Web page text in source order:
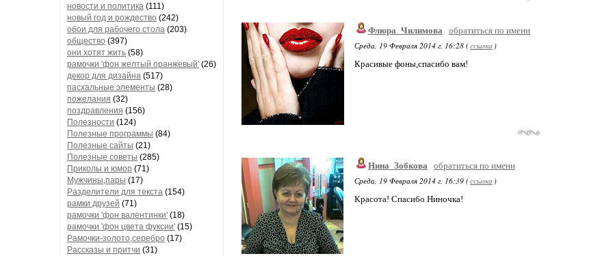
новости и политика (111)
новый год и рождество (242)
обои для рабочего стола (203)
общество (397)
они хотят жить (58)
рамочки 'фон желтый оранжевый' (26)
декор для дизайна (517)
пасхальные элементы (28)
пожелания (32)
поздравления (156)
Полезности (124)
Полезные программы (84)
Полезные сайты (21)
Полезные советы (285)
Приколы и юмор (71)
Мужчины,пары (17)
Разделители для текста (154)
рамки друзей (71)
рамочки 'фон валентинки' (18)
рамочки 'фон цвета фуксии' (15)
Рамочки-золото,серебро (17)
Рассказы и притчи (31)
Флюра_Чилимова
обратиться по имени
Среда, 19 Февраля 2014 г. 16:28 (ссылка )
Красивые фоны,спасибо вам!
Нина_Зобкова
обратиться по имени
Среда, 19 Февраля 2014 г. 16:39 (ссылка )
Красота! Спасибо Ниночка!